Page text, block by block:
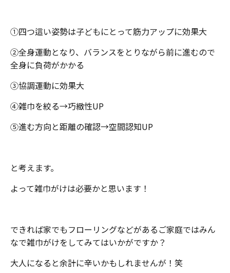
①四つ這い姿勢は子どもにとって筋力アップに効果大
②全身運動となり、バランスをとりながら前に進むので
全身に負荷がかかる
③協調運動に効果大
④雑巾を絞る→巧緻性UP
⑤進む方向と距離の確認→空間認知UP
と考えます。
よって雑巾がけは必要かと思います！
できれば家でもフローリングなどがあるご家庭ではみん
なで雑巾がけをしてみてはいかがですか？
大人になると余計に辛いかもしれませんが！笑